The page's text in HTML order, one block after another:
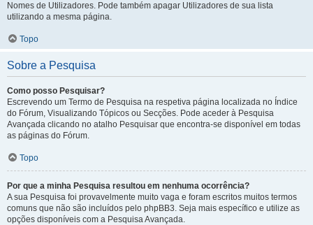
Nomes de Utilizadores. Pode também apagar Utilizadores de sua lista
utilizando a mesma página.
Topo
Sobre a Pesquisa
Como posso Pesquisar?
Escrevendo um Termo de Pesquisa na respetiva página localizada no Índice
do Fórum, Visualizando Tópicos ou Secções. Pode aceder à Pesquisa
Avançada clicando no atalho Pesquisar que encontra-se disponível em todas
as páginas do Fórum.
Topo
Por que a minha Pesquisa resultou em nenhuma ocorrência?
A sua Pesquisa foi provavelmente muito vaga e foram escritos muitos termos
comuns que não são incluídos pelo phpBB3. Seja mais específico e utilize as
opções disponíveis com a Pesquisa Avançada.